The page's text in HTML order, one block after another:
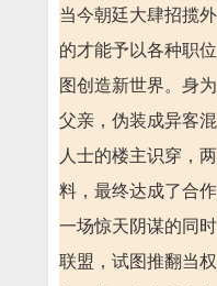
当今朝廷大肆招揽
的才能予以各种职
图创造新世界。身
父亲，伪装成异客
人士的楼主识穿，
料，最终达成了合
一场惊天阴谋的同
联盟，试图推翻当